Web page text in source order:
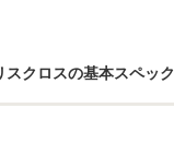
スクロスの基本スペック